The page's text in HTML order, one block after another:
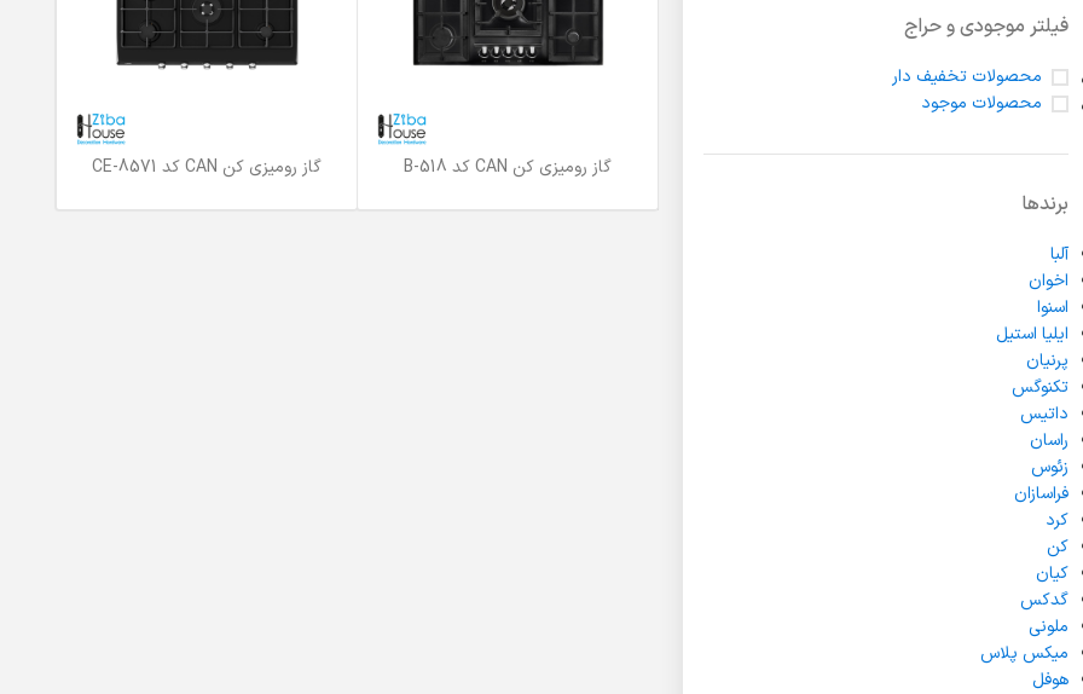
فیلتر موجودی و حراج
محصولات تخفیف دار
محصولات موجود
برندها
آلبا
اخوان
اسنوا
ایلیا استیل
پرنیان
تکنوگس
داتیس
راسان
زئوس
فراسازان
کرد
کن
کیان
گدکس
ملونی
میکس پلاس
هوفل
اطلاعات بیشتر
گاز رومیزی کن CAN کد 518-B اطلاعات بیشتر
گاز رومیزی کن CAN کد 8571-CE